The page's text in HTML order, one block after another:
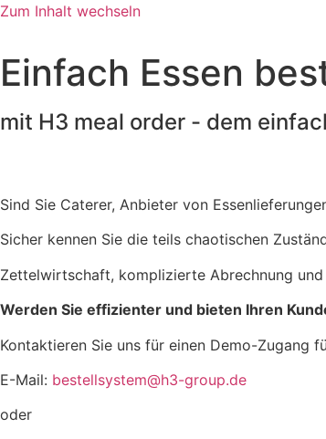
Zum Inhalt wechseln
Einfach Essen
mit H3 meal order - dem
Sind Sie Caterer, Anbieter von
Sicher kennen Sie die teils chaotischen
Zettelwirtschaft, komplizierte Abrechnung
Werden Sie effizienter und bieten Ihren
Kontaktieren Sie uns für einen Demo-Zugang
E-Mail: bestellsystem@h3-group.de
oder